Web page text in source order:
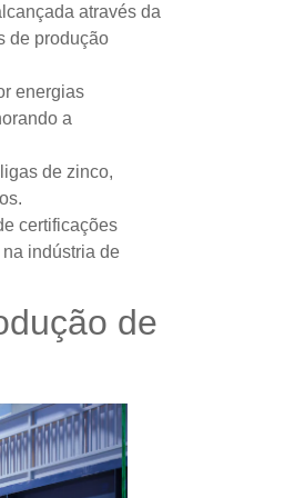
através da
de produção
energias
a
de zinco,
certificações
indústria de
de